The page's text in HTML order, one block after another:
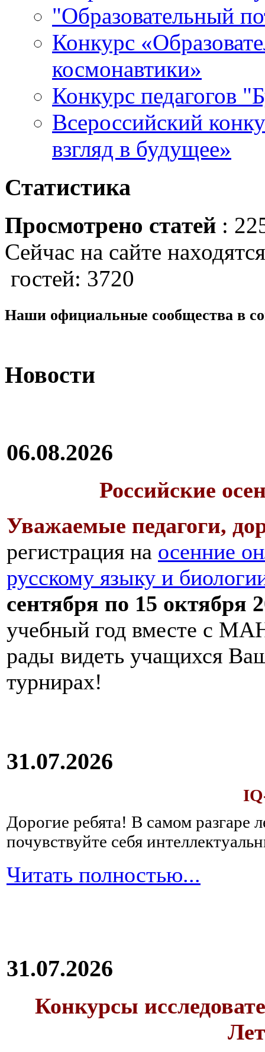
"Образовательный
Конкурс
космонавтики»
Конкурс педагогов
Всероссийский
взгляд в будущее»
Статистика
Просмотрено статей :
Сейчас на сайте
гостей: 3720
Наши официальные сообщества в
Новости
06.08.2026
Российские
Уважаемые педагоги,
регистрация на осенние
русскому языку и
сентября по 15 октября
учебный год вместе с
рады видеть учащихся
турнирах!
31.07.2026
Дорогие ребята! В самом разгаре
почувствуйте себя
Читать полностью...
31.07.2026
Конкурсы